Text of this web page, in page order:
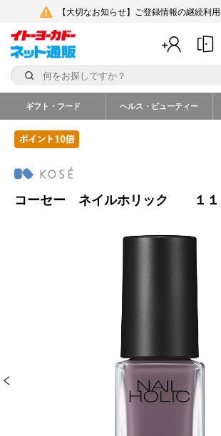
【大切なお知らせ】ご登録情報の継続利
ギフト・フード ヘルス・ビューティー
コーセー ネイルホリック １１